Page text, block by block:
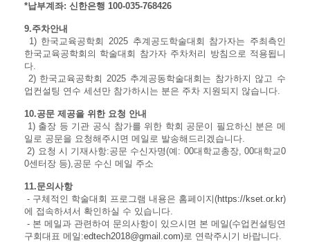
*납부계좌: 신한은행 100-035-768426
9.주차안내
1) 한국교육공학회 2025 추계공도학술대회 참가자는 주최측인
한국교육공학회의 학술대회 참가자 주차처리 방침으로 적용됩니
다.
2) 한국교육공학회 2025 추계공동학술대회는 참가하지 않고 수
업컨설팅 연수 세션만 참가하시는 분은 주차 지원되지 않습니다.
10.공문 제공을 위한 요청 안내
1) 출장 등 기관 공식 참가를 위한 학회 공문이 필요하신 분은 메
일로 공문을 요청해주시면 메일로 발송해드리겠습니다.
2) 요청 시 기재사항:공문 수신자명(예: 00대학교총장, 00대학교0
0센터장 등),공문 수신 메일 주소
11.문의사항
- 구체적인 학술대회 프로그램 내용은 홈페이지(https://kset.or.kr)
에 접속하셔서 확인하실 수 있습니다.
- 본 메일과 관련하여 문의사항이 있으시면 본 메일(수업컨설팅연
구회대표 메일:edtech2018@gmail.com)로 연락주시기 바랍니다.